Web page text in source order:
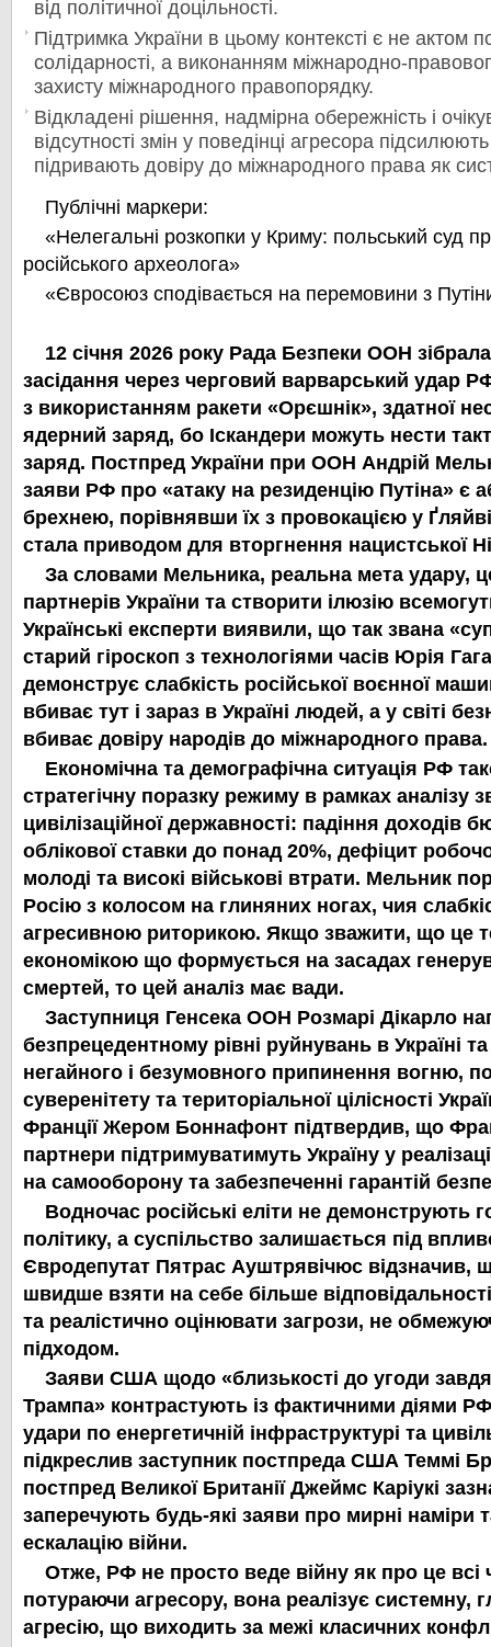
від політичної доцільності.
Підтримка України в цьому контексті є не актом
солідарності, а виконанням міжнародно-
захисту міжнародного правопорядку.
Відкладені рішення, надмірна обережність і
відсутності змін у поведінці агресора
підривають довіру до міжнародного права як
Публічні маркери:
«Нелегальні розкопки у Криму: польський суд
російського археолога»
«Євросоюз сподівається на перемовини з
12 січня 2026 року Рада Безпеки ООН
засідання через черговий варварський удар
з використанням ракети «Орєшнік», здатної
ядерний заряд, бо Іскандери можуть нести
заряд. Постпред України при ООН Андрій
заяви РФ про «атаку на резиденцію Путіна» є
брехнею, порівнявши їх з провокацією у
стала приводом для вторгнення нацистської
За словами Мельника, реальна мета удару,
партнерів України та створити ілюзію
Українські експерти виявили, що так звана
старий гіроскоп з технологіями часів Юрія
демонструє слабкість російської воєнної
вбиває тут і зараз в Україні людей, а у світі
вбиває довіру народів до міжнародного права.
Економічна та демографічна ситуація РФ
стратегічну поразку режиму в рамках аналізу
цивілізаційної державності: падіння доходів
облікової ставки до понад 20%, дефіцит
молоді та високі військові втрати. Мельник
Росію з колосом на глиняних ногах, чия
агресивною риторикою. Якщо зважити, що це
економікою що формується на засадах
смертей, то цей аналіз має вади.
Заступниця Генсека ООН Розмарі Дікарло
безпрецедентному рівні руйнувань в Україні та
негайного і безумовного припинення вогню,
суверенітету та територіальної цілісності
Франції Жером Боннафонт підтвердив, що
партнери підтримуватимуть Україну у
на самооборону та забезпеченні гарантій
Водночас російські еліти не демонструють
політику, а суспільство залишається під
Євродепутат Пятрас Ауштрявічюс відзначив,
швидше взяти на себе більше
та реалістично оцінювати загрози, не
підходом.
Заяви США щодо «близькості до угоди
Трампа» контрастують із фактичними діями
удари по енергетичній інфраструктурі та
підкреслив заступник постпреда США Теммі
постпред Великої Британії Джеймс Каріукі
заперечують будь-які заяви про мирні наміри
ескалацію війни.
Отже, РФ не просто веде війну як про це всі
потураючи агресору, вона реалізує системну,
агресію, що виходить за межі класичних